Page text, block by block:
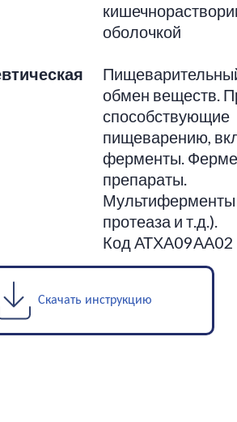
оболочкой
обмен веществ.
способствующие
пищеварению,
ферменты.
препараты.
Мультиферменты
протеаза и т.д.).
Код АТХА09АА02
Скачать инструкцию